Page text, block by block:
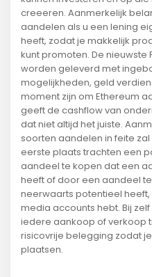
creeeren. Aanmerkelijk
aandelen als u een lening
heeft, zodat je makkelijk
kunt promoten. De
worden geleverd met
mogelijkheden, geld
moment zijn om Ethereum
geeft de cashflow van
dat niet altijd het juiste.
soorten aandelen in feite
eerste plaats trachten een
aandeel te kopen dat een
heeft of door een aandeel
neerwaarts potentieel
media accounts hebt. Bij
iedere aankoop of verkoop
risicovrije belegging zodat
plaatsen.